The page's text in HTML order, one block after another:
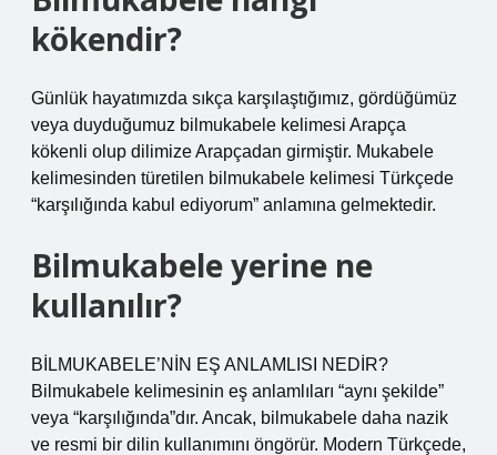
kökendir?
Günlük hayatımızda sıkça karşılaştığımız, gördüğümüz
veya duyduğumuz bilmukabele kelimesi Arapça
kökenli olup dilimize Arapçadan girmiştir. Mukabele
kelimesinden türetilen bilmukabele kelimesi Türkçede
“karşılığında kabul ediyorum” anlamına gelmektedir.
Bilmukabele yerine ne
kullanılır?
BİLMUKABELE’NİN EŞ ANLAMLISI NEDİR?
Bilmukabele kelimesinin eş anlamlıları “aynı şekilde”
veya “karşılığında”dır. Ancak, bilmukabele daha nazik
ve resmi bir dilin kullanımını öngörür. Modern Türkçede,